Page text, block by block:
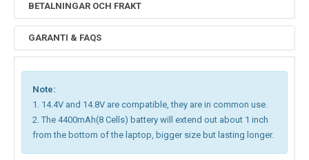
BETALNINGAR OCH FRAKT
GARANTI & FAQS
Note:
1. 14.4V and 14.8V are compatible, they are in common use.
2. The 4400mAh(8 Cells) battery will extend out about 1 inch
from the bottom of the laptop, bigger size but lasting longer.